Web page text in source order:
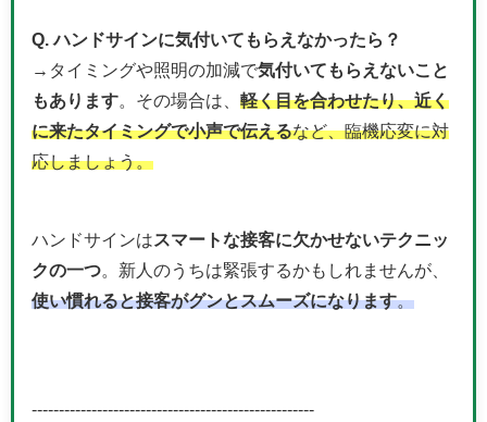
Q. ハンドサインに気付いてもらえなかったら？
→タイミングや照明の加減で気付いてもらえないこと
もあります 。その場合は、 軽く目を合わせたり、近く
に来たタイミングで小声で伝えるなど、臨機応変に対
応しましょう。
ハンドサインはスマートな接客に欠かせないテクニッ
クの一つ 。新人のうちは緊張するかもしれませんが、
使い慣れると接客がグンとスムーズになります。
----------------------------------------------------